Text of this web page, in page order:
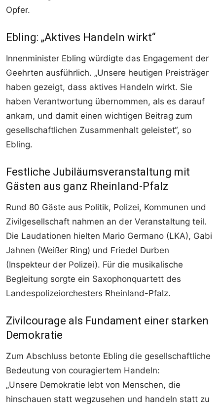
Opfer.
Ebling: „Aktives Handeln wirkt“
Innenminister Ebling würdigte das Engagement der
Geehrten ausführlich. „Unsere heutigen Preisträger
haben gezeigt, dass aktives Handeln wirkt. Sie
haben Verantwortung übernommen, als es darauf
ankam, und damit einen wichtigen Beitrag zum
gesellschaftlichen Zusammenhalt geleistet“, so
Ebling.
Festliche Jubiläumsveranstaltung mit
Gästen aus ganz Rheinland-Pfalz
Rund 80 Gäste aus Politik, Polizei, Kommunen und
Zivilgesellschaft nahmen an der Veranstaltung teil.
Die Laudationen hielten Mario Germano (LKA), Gabi
Jahnen (Weißer Ring) und Friedel Durben
(Inspekteur der Polizei). Für die musikalische
Begleitung sorgte ein Saxophonquartett des
Landespolizeiorchesters Rheinland-Pfalz.
Zivilcourage als Fundament einer starken
Demokratie
Zum Abschluss betonte Ebling die gesellschaftliche
Bedeutung von couragiertem Handeln:
„Unsere Demokratie lebt von Menschen, die
hinschauen statt wegzusehen und handeln statt zu